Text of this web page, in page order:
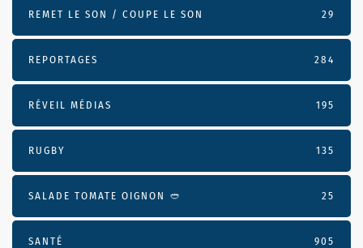
REMET LE SON / COUPE LE SON 29
REPORTAGES 284
RÉVEIL MÉDIAS 195
RUGBY 135
SALADE TOMATE OIGNON 🥙 25
SANTÉ 905